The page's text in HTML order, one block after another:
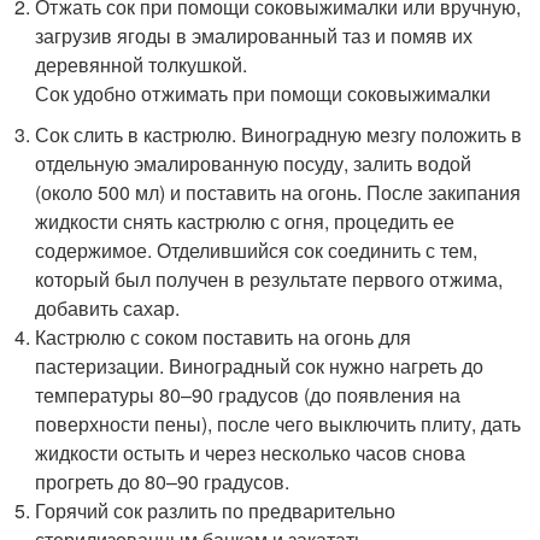
Отжать сок при помощи соковыжималки или вручную,
загрузив ягоды в эмалированный таз и помяв их
деревянной толкушкой.
Сок удобно отжимать при помощи соковыжималки
Сок слить в кастрюлю. Виноградную мезгу положить в
отдельную эмалированную посуду, залить водой
(около 500 мл) и поставить на огонь. После закипания
жидкости снять кастрюлю с огня, процедить ее
содержимое. Отделившийся сок соединить с тем,
который был получен в результате первого отжима,
добавить сахар.
Кастрюлю с соком поставить на огонь для
пастеризации. Виноградный сок нужно нагреть до
температуры 80–90 градусов (до появления на
поверхности пены), после чего выключить плиту, дать
жидкости остыть и через несколько часов снова
прогреть до 80–90 градусов.
Горячий сок разлить по предварительно